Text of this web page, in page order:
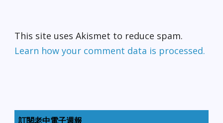
This site uses Akismet to reduce spam.
Learn how your comment data is processed.
訂閱老中電子週報